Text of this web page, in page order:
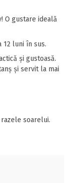
O gustare ideală
luni în sus.
și gustoasă.
și servit la mai
soarelui.